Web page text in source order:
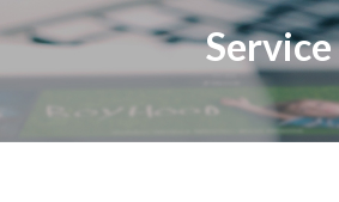
Service